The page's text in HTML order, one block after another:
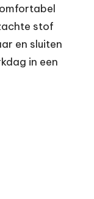
stof
en sluiten
in een